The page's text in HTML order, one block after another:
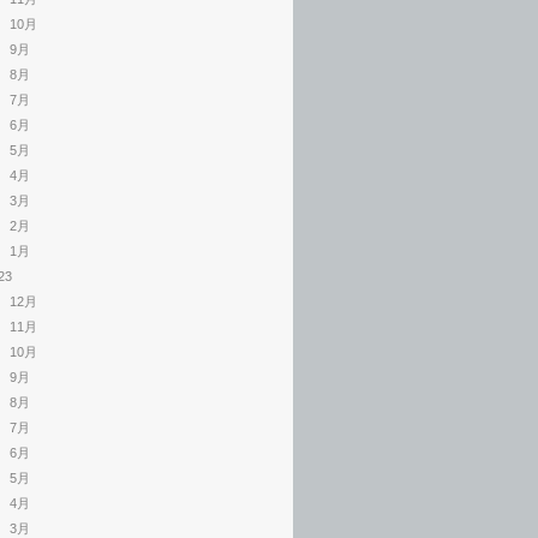
10月
9月
8月
7月
6月
5月
4月
3月
2月
1月
12月
11月
10月
9月
8月
7月
6月
5月
4月
3月